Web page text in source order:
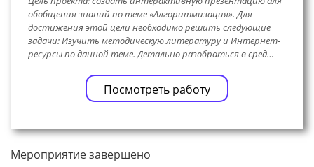
обобщения знаний по теме «Алгоритмизация». Для
достижения этой цели необходимо решить следующие
задачи: Изучить методическую литературу и Интернет-
ресурсы по данной теме. Детально разобраться в сред…
Посмотреть работу
Мероприятие завершено